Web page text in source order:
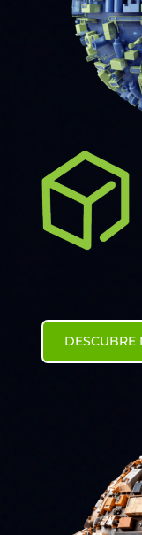
DESCUBRE